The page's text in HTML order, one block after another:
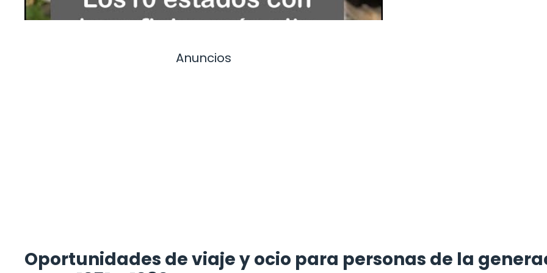
Anuncios
Oportunidades de viaje y ocio para personas de la